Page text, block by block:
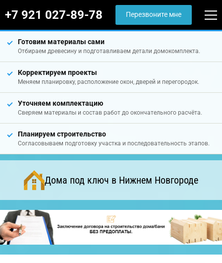
+7 921 027-89-78 Перезвоните мне
Готовим материалы сами
Отбираем древесину и подготавливаем детали домокомплекта.
Корректируем проекты
Меняем планировку, расположение окон, дверей и перегородок.
Уточняем комплектацию
Сверяем материалы и состав работ до окончательного расчёта.
Планируем строительство
Согласовываем подготовку участка и последовательность этапов.
Дома под ключ в Нижнем Новгороде